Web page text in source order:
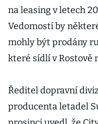
na leasing v letech
Vedomostí by
mohly být prodány
které sídlí v Rostově
Ředitel dopravní
producenta letadel